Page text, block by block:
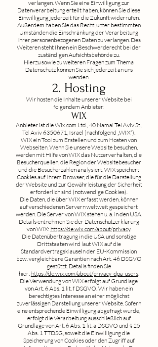
verlangen. Wenn Sie eine Einwilligung zur
Datenverarbeitung erteilt haben, können Sie diese
Einwilligung jederzeit für die Zukunft widerrufen.
Außerdem haben Sie das Recht, unter bestimmten
Umständen die Einschränkung der Verarbeitung
Ihrer personenbezogenen Daten zu verlangen. Des
Weiteren steht Ihnen ein Beschwerderecht bei der
zuständigen Aufsichtsbehörde zu.
Hierzu sowie zu weiteren Fragen zum Thema
Datenschutz können Sie sich jederzeit an uns
wenden.
2. Hosting
Wir hosten die Inhalte unserer Website bei
folgendem Anbieter:
WIX
Anbieter ist die Wix.com Ltd., 40 Namal Tel Aviv St.,
Tel Aviv6350671, Israel (nachfolgend „WIX“).
WIX ein Tool zum Erstellen und zum Hosten von
Webseiten. Wenn Sie unsere Website besuchen,
werden mit Hilfe von WIX das Nutzerverhalten, die
Besucherquellen, die Region der Websitebesucher
und die Besucherzahlen analysiert. WIX speichert
Cookies auf Ihrem Browser, die für die Darstellung
der Website und zur Gewährleistung der Sicherheit
erforderlich sind (notwendige Cookies).
Die Daten, die über WIX erfasst werden, können
auf verschiedenen Servern weltweit gespeichert
werden. Die Server von WIX stehen u. a. in den USA.
Details entnehmen Sie der Datenschutzerklärung
von WIX: https://de.wix.com/about/privacy.
Die Datenübertragung in die USA und sonstige
Drittstaaten wird laut WIX auf die
Standardvertragsklauseln der EU-Kommission
bzw. vergleichbare Garantien nach Art. 46 DSGVO
gestützt. Details finden Sie
hier: https://de.wix.com/about/privacy-dpa-users.
Die Verwendung von WIX erfolgt auf Grundlage
von Art. 6 Abs. 1 lit. f DSGVO. Wir haben ein
berechtigtes Interesse an einer möglichst
zuverlässigen Darstellung unserer Website. Sofern
eine entsprechende Einwilligung abgefragt wurde,
erfolgt die Verarbeitung ausschließlich auf
Grundlage von Art. 6 Abs. 1 lit. a DSGVO und § 25
Abs. 1 TTDSG, soweit die Einwilligung die
Speicherung von Cookies oder den Zugriff auf